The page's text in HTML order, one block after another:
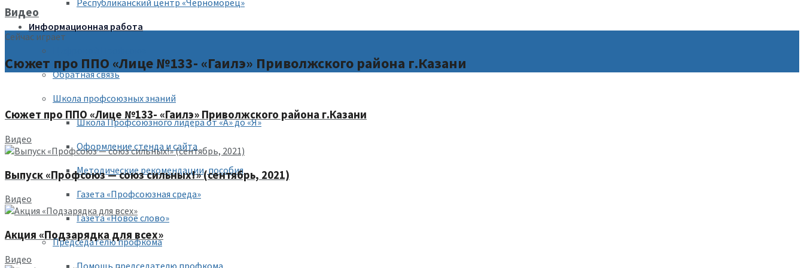
Республиканский центр «Черноморец»
Информационная работа
Обратная связь
Школа профсоюзных знаний
Школа Профсоюзного лидера от «А» до «Я»
Оформление стенда и сайта
Методические рекомендации, пособия
Газета «Профсоюзная среда»
Газета «Новое слово»
Председателю профкома
Помощь председателю профкома
Видео
Сейчас играет
Сюжет про ППО «Лице №133- «Гаилэ» Приволжского района г.Казани
Сюжет про ППО «Лице №133- «Гаилэ» Приволжского района г.Казани
Видео
Выпуск «Профсоюз — союз сильных!» (сентябрь, 2021)
Видео
Акция «Подзарядка для всех»
Видео